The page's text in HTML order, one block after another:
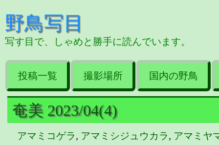
野鳥写目
写す目で、しゃめと勝手に読んでいます。
投稿一覧 撮影場所 国内の野鳥
奄美 2023/04(4)
アマミコゲラ, アマミシジュウカラ, アマミヤ